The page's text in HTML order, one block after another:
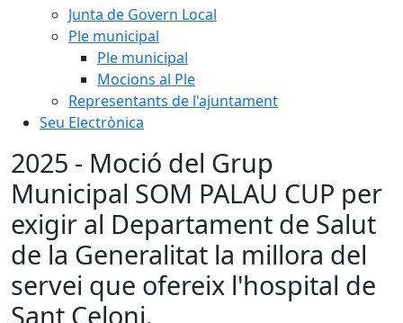
Junta de Govern Local
Ple municipal
Ple municipal
Mocions al Ple
Representants de l'ajuntament
Seu Electrònica
2025 - Moció del Grup
Municipal SOM PALAU CUP per
exigir al Departament de Salut
de la Generalitat la millora del
servei que ofereix l'hospital de
Sant Celoni.